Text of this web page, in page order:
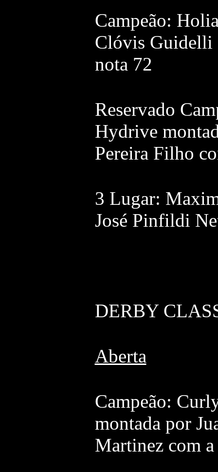
Campeão:
Clóvis Guidelli
nota 72
Reservado
Hydrive
Pereira Filho
3 Lugar:
José Pinfildi
DERBY
Aberta
Campeão:
montada por
Martinez com